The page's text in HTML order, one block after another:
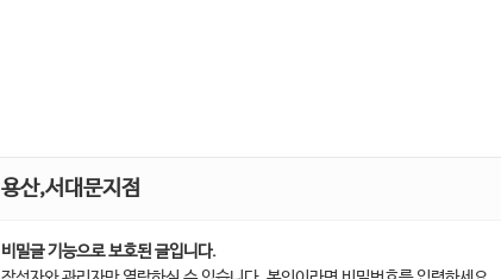
용산,서대문지점
비밀글 기능으로 보호된 글입니다.